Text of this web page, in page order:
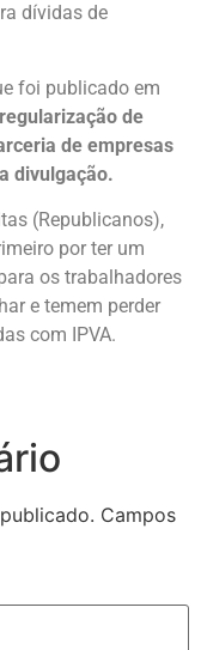
dívidas de
foi publicado em
regularização de
de empresas
divulgação.
(Republicanos),
por ter um
os trabalhadores
e temem perder
com IPVA.
Campos